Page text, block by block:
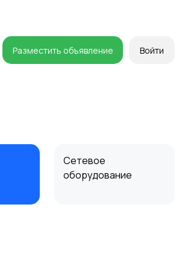
Разместить объявление Войти
Сетевое
оборудование